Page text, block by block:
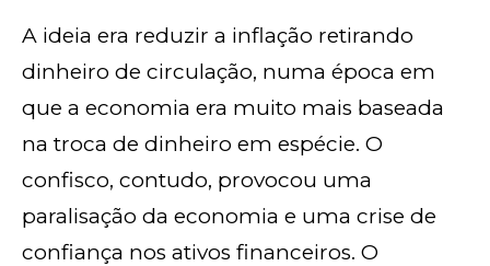
A ideia era reduzir a inflação retirando
dinheiro de circulação, numa época em
que a economia era muito mais baseada
na troca de dinheiro em espécie. O
confisco, contudo, provocou uma
paralisação da economia e uma crise de
confiança nos ativos financeiros. O